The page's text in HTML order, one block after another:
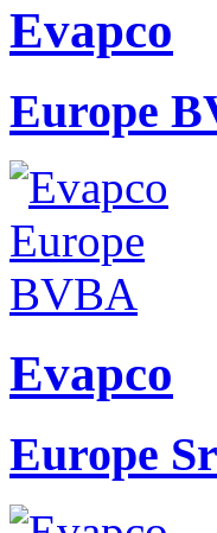
Evapco
Europe
Evapco
Europe